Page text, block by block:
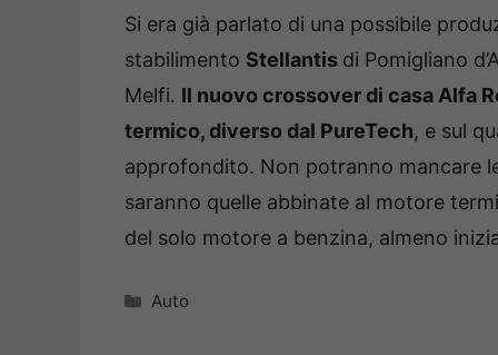
Si era già parlato di una possibile
stabilimento Stellantis di Pomigliano
Melfi. Il nuovo crossover di casa Alfa
termico, diverso dal PureTech, e sul
approfondito. Non potranno mancare
saranno quelle abbinate al motore
del solo motore a benzina, almeno
Categorie
Auto